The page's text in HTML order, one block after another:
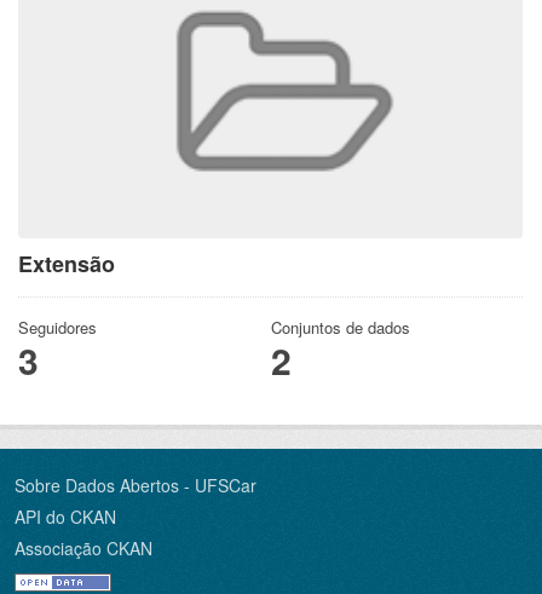
Extensão
Seguidores
3
Conjuntos de dados
2
Sobre Dados Abertos - UFSCar
API do CKAN
Associação CKAN